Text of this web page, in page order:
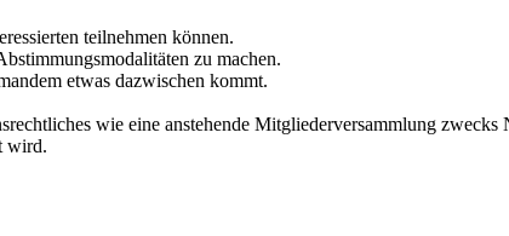
teilnehmen können.
zu machen.
etwas dazwischen kommt.
wie eine anstehende Mitgliederversammlung zwecks
wird.